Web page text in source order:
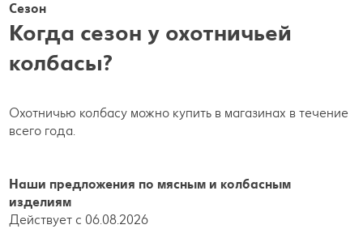
Сезон
Когда сезон у охотничьей
колбасы?
Охотничью колбасу можно купить в магазинах в течение
всего года.
Наши предложения по мясным и колбасным
изделиям
Действует с 06.08.2026